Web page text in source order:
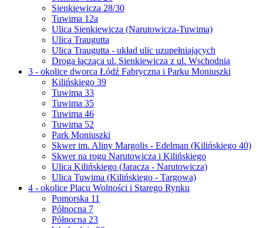
Sienkiewicza 28/30
Tuwima 12a
Ulica Sienkiewicza (Narutowicza-Tuwima)
Ulica Traugutta
Ulica Traugutta - układ ulic uzupełniających
Droga łącząca ul. Sienkiewicza z ul. Wschodnią
3 - okolice dworca Łódź Fabryczna i Parku Moniuszki
Kilińskiego 39
Tuwima 33
Tuwima 35
Tuwima 46
Tuwima 52
Park Moniuszki
Skwer im. Aliny Margolis - Edelman (Kilińskiego 40)
Skwer na rogu Narutowicza i Kilińskiego
Ulica Kilińskiego (Jaracza - Narutowicza)
Ulica Tuwima (Kilińskiego - Targowa)
4 - okolice Placu Wolności i Starego Rynku
Pomorska 11
Północna 7
Północna 23